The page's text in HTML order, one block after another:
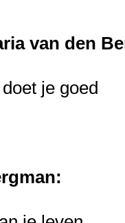
van den
je goed